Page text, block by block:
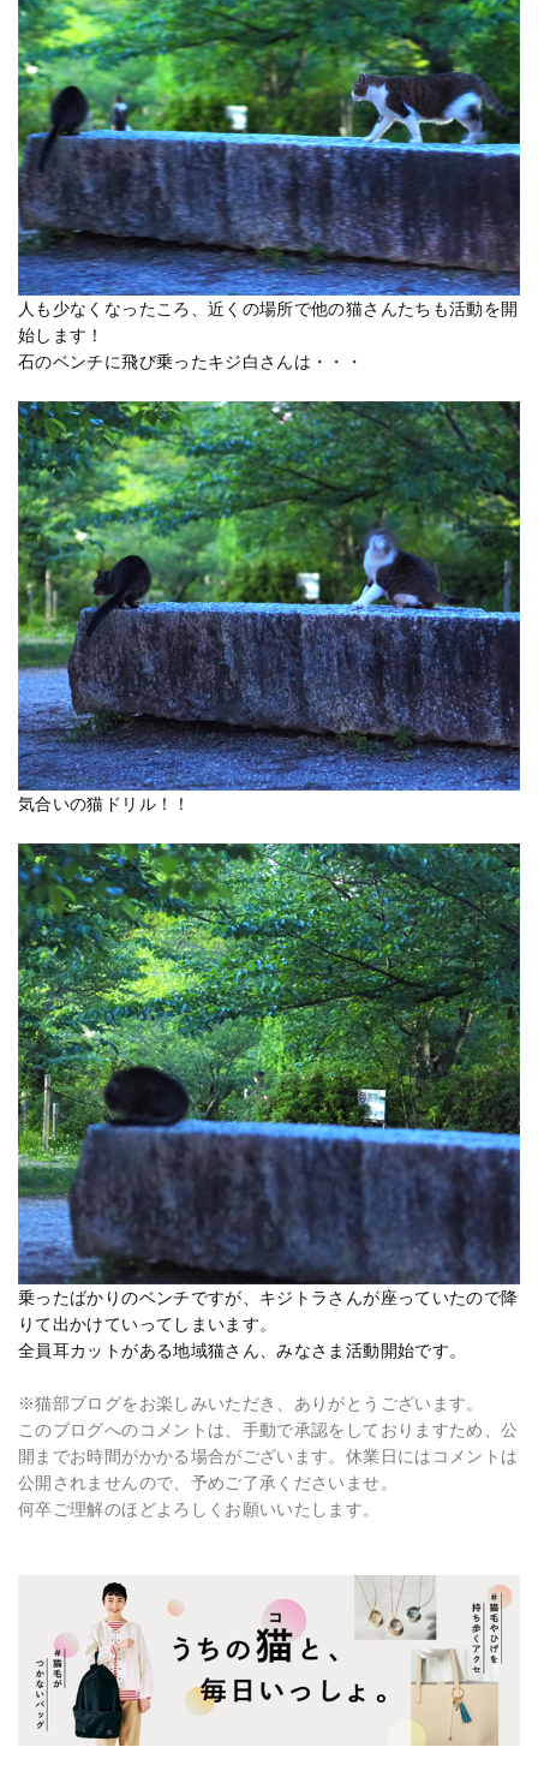
人も少なくなったころ、近くの場所で他の猫さんたちも活動を開
始します！
石のベンチに飛び乗ったキジ白さんは・・・
気合いの猫ドリル！！
乗ったばかりのベンチですが、キジトラさんが座っていたので降
りて出かけていってしまいます。
全員耳カットがある地域猫さん、みなさま活動開始です。
※猫部ブログをお楽しみいただき、ありがとうございます。
このブログへのコメントは、手動で承認をしておりますため、公
開までお時間がかかる場合がございます。休業日にはコメントは
公開されませんので、予めご了承くださいませ。
何卒ご理解のほどよろしくお願いいたします。